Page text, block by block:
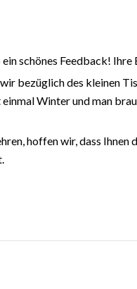
schönes Feedback!
bezüglich des kleinen
Winter und man
hoffen wir, dass